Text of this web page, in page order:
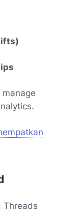
manage
Threads